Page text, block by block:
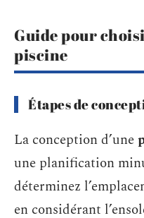
Guide pour
piscine
Étapes de
La conception d’une
une planification
déterminez
en considérant